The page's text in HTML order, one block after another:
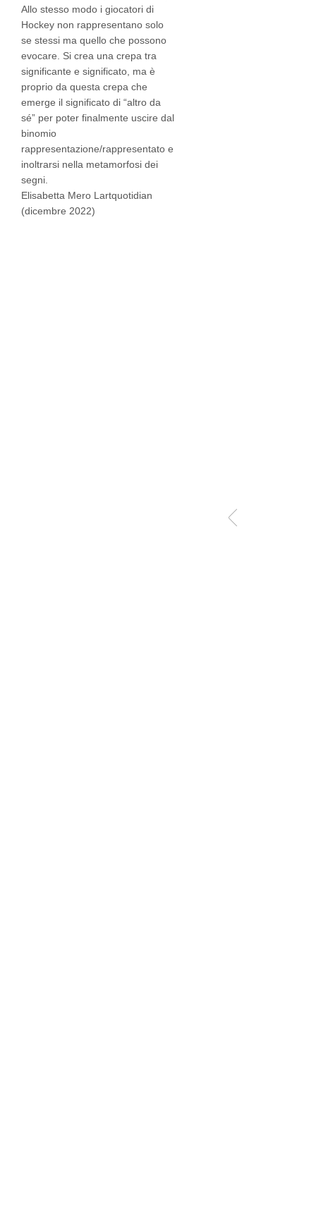
Allo stesso modo i giocatori di
Hockey non rappresentano solo
se stessi ma quello che possono
evocare. Si crea una crepa tra
significante e significato, ma è
proprio da questa crepa che
emerge il significato di “altro da
sé” per poter finalmente uscire dal
binomio
rappresentazione/rappresentato e
inoltrarsi nella metamorfosi dei
segni.
Elisabetta Mero Lartquotidian
(dicembre 2022)